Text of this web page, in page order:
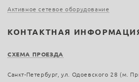
Активное сетевое оборудование
КОНТАКТНАЯ
СХЕМА ПРОЕЗДА
Санкт-Петербург, ул. Одоевского 28 (м.